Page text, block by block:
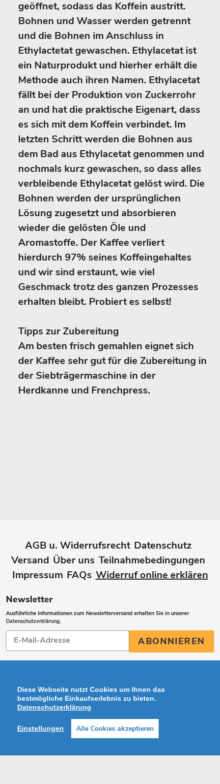
geöffnet, sodass das Koffein austritt.
Bohnen und Wasser werden getrennt
und die Bohnen im Anschluss in
Ethylactetat gewaschen. Ethylacetat ist
ein Naturprodukt und hierher erhält die
Methode auch ihren Namen. Ethylacetat
fällt bei der Produktion von Zuckerrohr
an und hat die praktische Eigenart, dass
es sich mit dem Koffein verbindet. Im
letzten Schritt werden die Bohnen aus
dem Bad aus Ethylacetat genommen und
nochmals kurz gewaschen, so dass alles
verbleibende Ethylacetat gelöst wird. Die
Bohnen werden der ursprünglichen
Lösung zugesetzt und absorbieren
wieder die gelösten Öle und
Aromastoffe. Der Kaffee verliert
hierdurch 97% seines Koffeingehaltes
und wir sind erstaunt, wie viel
Geschmack trotz des ganzen Prozesses
erhalten bleibt. Probiert es selbst!
Tipps zur Zubereitung
Am besten frisch gemahlen eignet sich
der Kaffee sehr gut für die Zubereitung in
der Siebträgermaschine in der
Herdkanne und Frenchpress.
AGB u. Widerrufsrecht Datenschutz
Versand Über uns Teilnahmebedingungen
Impressum FAQs Widerruf online erklären
Newsletter
Ausführliche Informationen zum Newsletterversand erhalten Sie in unserer
Datenschutzerklärung.
Abonnieren
Sie
unsere
ABONNIEREN
Zahlungsarten
Instagram
Diese Webseite nutzt Cookies um Ihnen das
bestmögliche Einkaufserlebnis zu bieten.
Datenschutzerklärung
Einstellungen Alle Cookies akzeptieren